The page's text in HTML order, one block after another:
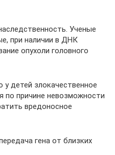
Ученые
при наличии в ДНК
опухоли головного
детей злокачественное
по причине невозможности
вредоносное
гена от близких